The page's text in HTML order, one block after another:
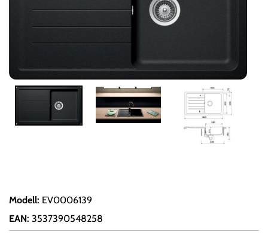
Modell: EV0006139
EAN: 3537390548258